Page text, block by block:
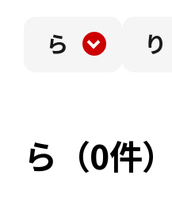
ら り
ら（0件）